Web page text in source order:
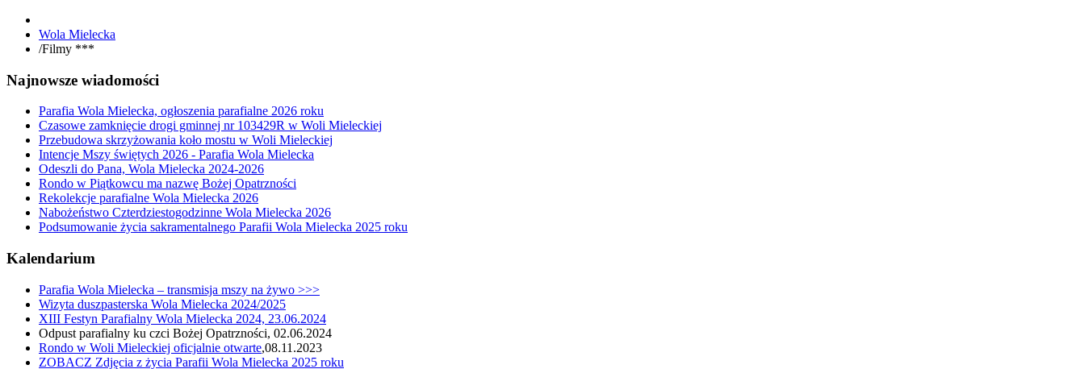
Wola Mielecka
/Filmy ***
Najnowsze wiadomości
Parafia Wola Mielecka, ogłoszenia parafialne 2026 roku
Czasowe zamknięcie drogi gminnej nr 103429R w Woli Mieleckiej
Przebudowa skrzyżowania koło mostu w Woli Mieleckiej
Intencje Mszy świętych 2026 - Parafia Wola Mielecka
Odeszli do Pana, Wola Mielecka 2024-2026
Rondo w Piątkowcu ma nazwę Bożej Opatrzności
Rekolekcje parafialne Wola Mielecka 2026
Nabożeństwo Czterdziestogodzinne Wola Mielecka 2026
Podsumowanie życia sakramentalnego Parafii Wola Mielecka 2025 roku
Kalendarium
Parafia Wola Mielecka – transmisja mszy na żywo >>>
Wizyta duszpasterska Wola Mielecka 2024/2025
XIII Festyn Parafialny Wola Mielecka 2024, 23.06.2024
Odpust parafialny ku czci Bożej Opatrzności, 02.06.2024
Rondo w Woli Mieleckiej oficjalnie otwarte,08.11.2023
ZOBACZ Zdjęcia z życia Parafii Wola Mielecka 2025 roku